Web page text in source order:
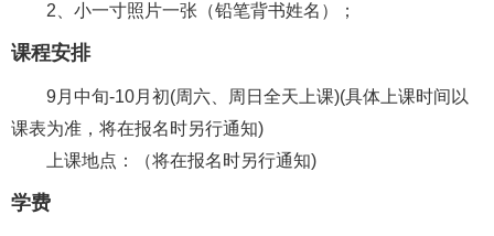
2、小一寸照片一张（铅笔背书姓名）；
课程安排
9月中旬-10月初(周六、周日全天上课)(具体上课时间以
课表为准，将在报名时另行通知)
上课地点：（将在报名时另行通知)
学费